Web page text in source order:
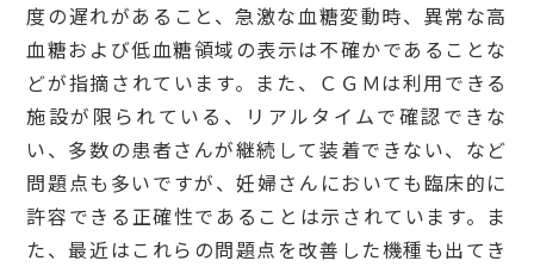
度の遅れがあること、急激な血糖変動時、異常な高
血糖および低血糖領域の表示は不確かであることな
どが指摘されています。また、ＣＧＭは利用できる
施設が限られている、リアルタイムで確認できな
い、多数の患者さんが継続して装着できない、など
問題点も多いですが、妊婦さんにおいても臨床的に
許容できる正確性であることは示されています。ま
た、最近はこれらの問題点を改善した機種も出てき